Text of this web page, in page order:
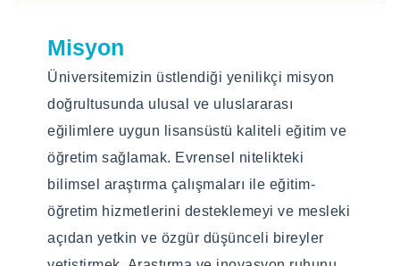
Misyon
Üniversitemizin üstlendiği yenilikçi misyon
doğrultusunda ulusal ve uluslararası
eğilimlere uygun lisansüstü kaliteli eğitim ve
öğretim sağlamak. Evrensel nitelikteki
bilimsel araştırma çalışmaları ile eğitim-
öğretim hizmetlerini desteklemeyi ve mesleki
açıdan yetkin ve özgür düşünceli bireyler
Eğitim Dili
Türkçe
Eğitim Türü
Yüz yüze
Programın Amacı
Gemi İnşaatı ve Gemi Makineleri
Eğitim Dili
Türkçe
Eğitim Türü
Yüz yüze
Programın Amacı
Gemi İnşaatı ve Gemi Makineleri